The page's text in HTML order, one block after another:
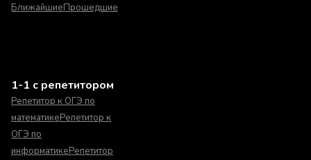
БлижайшиеПрошедшие
1-1 с репетитором
Репетитор к ОГЭ по
математикеРепетитор к
ОГЭ по
информатикеРепетитор